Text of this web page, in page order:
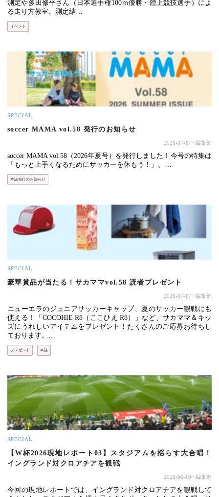
測定や多田修平さん（日本選手権100ｍ優勝・陸上競技選手）によ
る走り方教室、測定結…
イベント
SPECIAL
soccer MAMA vol.58 発行のお知らせ
2026-07-17 / 編集部
soccer MAMA vol.58（2026年夏号）を発行しました！今号の特集は
「もっと上手くなるためにサッカーを休もう！」。…
本誌発行のお知らせ
SPECIAL
豪華賞品が当たる！サカママvol.58 読者プレゼント
2026-07-17 / 編集部
ニューエラのジュニアサッカーキャップ、夏のサッカー観戦にも
使える！「COCOHIE R8（ここひえ R8）」など、サカママ＆キッ
ズにうれしいアイテムをプレゼント！たくさんのご応募お待ちし
ております。…
プレゼント 本誌
SPECIAL
【W杯2026現地レポート03】スタジアムを揺らす大合唱！
イングランド対クロアチアを観戦
2026-06-19 / 編集部
今回の現地レポートでは、イングランド対クロアチアを観戦して